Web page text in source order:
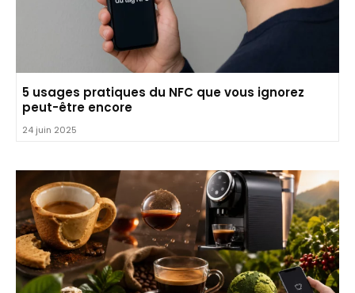
5 usages pratiques du NFC que vous ignorez
peut-être encore
24 juin 2025